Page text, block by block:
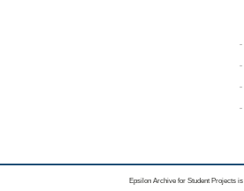
Epsilon Archive for Student Projects is